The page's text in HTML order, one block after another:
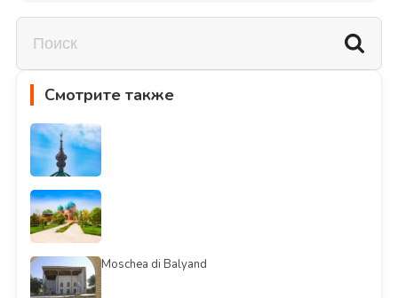
Смотрите также
Moschea di Balyand